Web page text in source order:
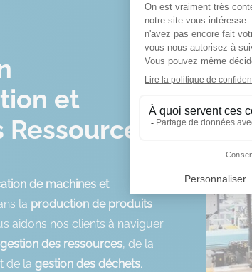
et
Ressources
de machines et
la production de produits
aidons nos clients à naviguer
gestion des ressources, de la
de la gestion des déchets.